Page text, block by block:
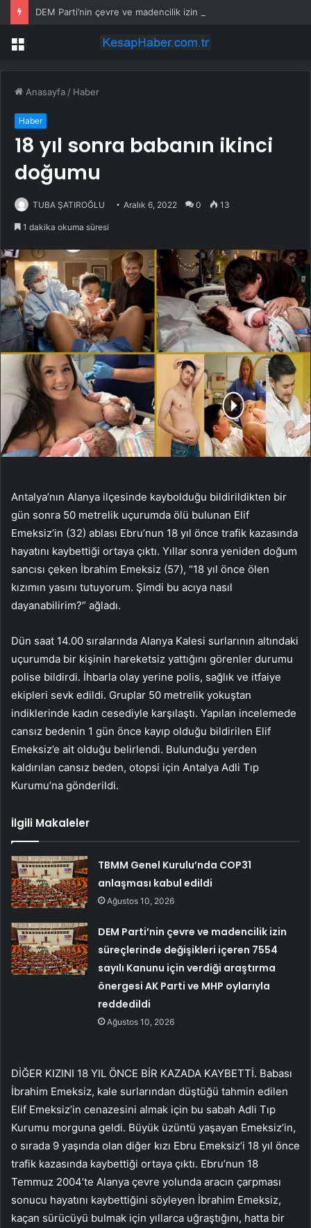
Menü
Anasayfa / Haber
Haber
18 yıl sonra babanın ikinci
doğumu
TUBA ŞATIROĞLU Aralık 6, 2022 0 13
1 dakika okuma süresi
Antalya’nın Alanya ilçesinde kaybolduğu bildirildikten bir
gün sonra 50 metrelik uçurumda ölü bulunan Elif
Emeksiz’in (32) ablası Ebru’nun 18 yıl önce trafik kazasında
hayatını kaybettiği ortaya çıktı. Yıllar sonra yeniden doğum
sancısı çeken İbrahim Emeksiz (57), “18 yıl önce ölen
kızımın yasını tutuyorum. Şimdi bu acıya nasıl
dayanabilirim?” ağladı.
Dün saat 14.00 sıralarında Alanya Kalesi surlarının altındaki
uçurumda bir kişinin hareketsiz yattığını görenler durumu
polise bildirdi. İhbarla olay yerine polis, sağlık ve itfaiye
ekipleri sevk edildi. Gruplar 50 metrelik yokuştan
indiklerinde kadın cesediyle karşılaştı. Yapılan incelemede
cansız bedenin 1 gün önce kayıp olduğu bildirilen Elif
Emeksiz’e ait olduğu belirlendi. Bulunduğu yerden
kaldırılan cansız beden, otopsi için Antalya Adli Tıp
Kurumu’na gönderildi.
İlgili Makaleler
TBMM Genel Kurulu’nda COP31
anlaşması kabul edildi
Ağustos 10, 2026
DEM Parti’nin çevre ve madencilik izin
süreçlerinde değişikleri içeren 7554
sayılı Kanunu için verdiği araştırma
önergesi AK Parti ve MHP oylarıyla
reddedildi
Ağustos 10, 2026
DİĞER KIZINI 18 YIL ÖNCE BİR KAZADA KAYBETTİ. Babası
İbrahim Emeksiz, kale surlarından düştüğü tahmin edilen
Elif Emeksiz’in cenazesini almak için bu sabah Adli Tıp
Kurumu morguna geldi. Büyük üzüntü yaşayan Emeksiz’in,
o sırada 9 yaşında olan diğer kızı Ebru Emeksiz’i 18 yıl önce
trafik kazasında kaybettiği ortaya çıktı. Ebru’nun 18
Temmuz 2004’te Alanya çevre yolunda aracın çarpması
sonucu hayatını kaybettiğini söyleyen İbrahim Emeksiz,
kaçan sürücüyü bulmak için yıllarca uğraştığını, hatta bir